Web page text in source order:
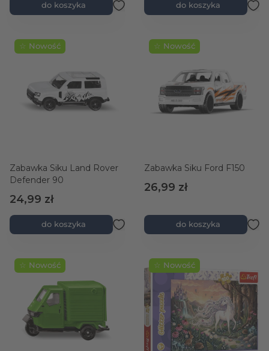
do koszyka do koszyka
☆ Nowość
Zabawka Siku Land Rover
Defender 90
24,99 zł
do koszyka
☆ Nowość
Zabawka Siku Ford F150
26,99 zł
do koszyka
☆ Nowość ☆ Nowość